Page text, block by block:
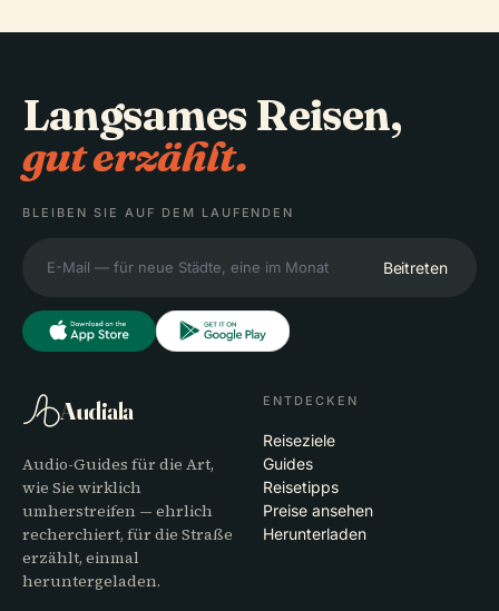
Langsames Reisen,
gut erzählt.
BLEIBEN SIE AUF DEM LAUFENDEN
Beitreten
Audiala
Audio-Guides für die Art,
wie Sie wirklich
umherstreifen — ehrlich
recherchiert, für die Straße
erzählt, einmal
heruntergeladen.
ENTDECKEN
Reiseziele
Guides
Reisetipps
Preise ansehen
Herunterladen